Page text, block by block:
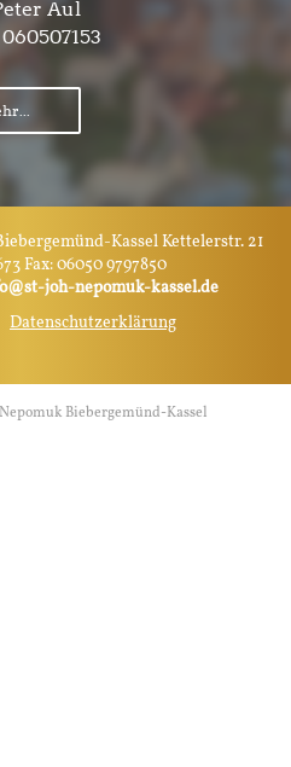
Aul
060507153
Kassel Kettelerstr. 21
Fax: 06050 9797850
joh-nepomuk-kassel.de
Datenschutzerklärung
Biebergemünd-Kassel